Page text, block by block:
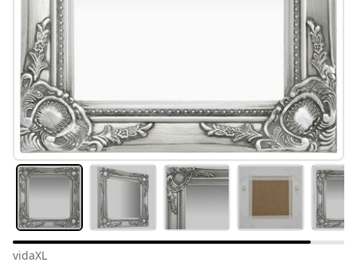
vidaXL